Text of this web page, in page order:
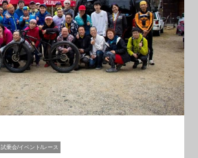
試乗会/イベント/レース